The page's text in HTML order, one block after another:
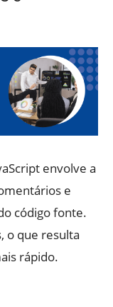
envolve a
e
código fonte.
o que resulta
rápido.